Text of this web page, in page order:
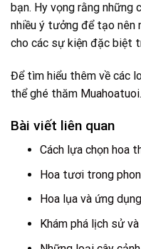
bạn. Hy vọng rằng những
nhiều ý tưởng để tạo nên
cho các sự kiện đặc biệt
Để tìm hiểu thêm về các
thể ghé thăm
Bài viết liên quan
Cách lựa chọn hoa
Hoa tươi trong
Hoa lụa và ứng
Khám phá lịch sử